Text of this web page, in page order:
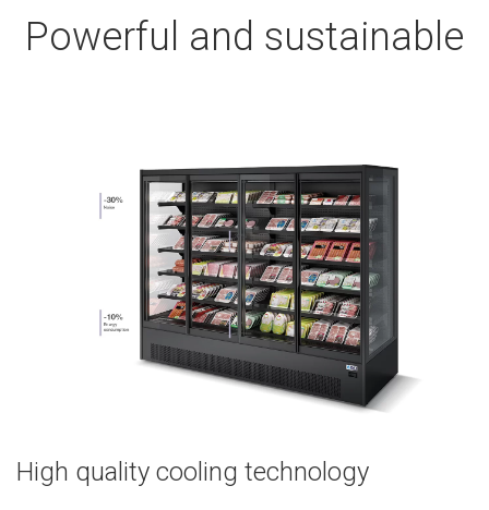
Powerful and sustainable
High quality cooling technology